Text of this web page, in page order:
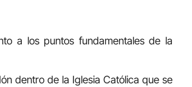
a los puntos fundamentales de la
dentro de la Iglesia Católica que se